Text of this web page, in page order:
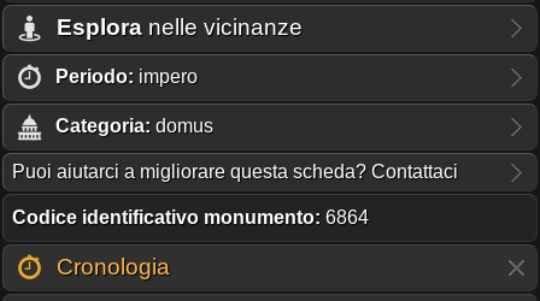
Esplora nelle vicinanze
Periodo: impero
Categoria: domus
Puoi aiutarci a migliorare questa scheda? Contattaci
Codice identificativo monumento: 6864
Cronologia